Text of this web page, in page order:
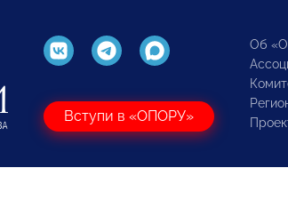
Вступи в «ОПОРУ»
Об